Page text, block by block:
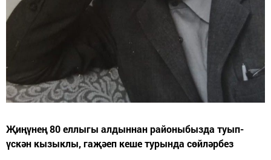
Җиңүнең 80 еллыгы алдыннан районыбызда туып-
үскән кызыклы, гаҗәеп кеше турында сөйләрбез